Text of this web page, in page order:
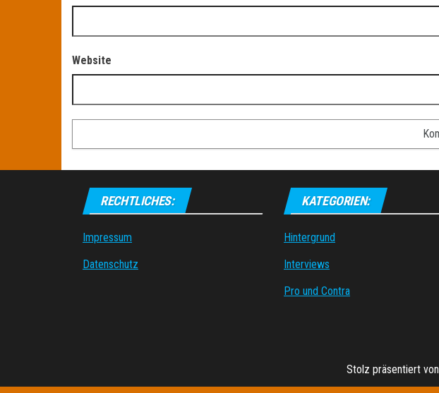
Website
RECHTLICHES:
Impressum
Datenschutz
KATEGORIEN:
Hintergrund
Interviews
Pro und Contra
Stolz präsentiert von